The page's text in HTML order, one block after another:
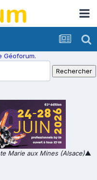
Géoforum.
Marie aux Mines (Alsace)▲